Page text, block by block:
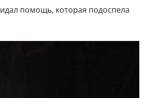
помощь, которая подоспела